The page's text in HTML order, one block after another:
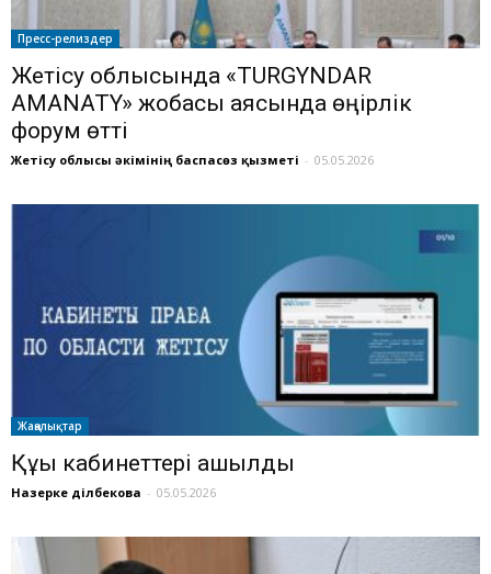
Пресс-релиздер
Жетісу облысында «TURGYNDAR
AMANATY» жобасы аясында өңірлік
форум өтті
Жетісу облысы әкімінің баспасөз қызметі - 05.05.2026
Жаңалықтар
Құқық кабинеттері ашылды
Назерке Әділбекова - 05.05.2026